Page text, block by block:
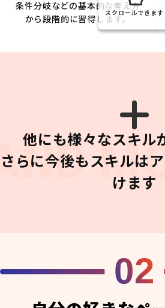
条件分岐などの基本的な考え方
から段階的に習得します。
スクロールできます
他にも様々なスキル
さらに今後もスキルは
けます
02